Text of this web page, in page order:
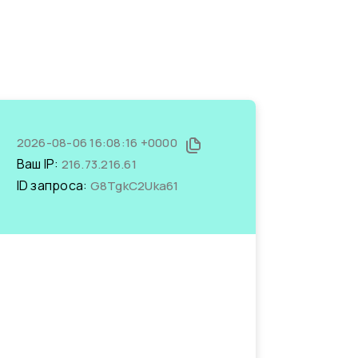
2026-08-06 16:08:16 +0000
Ваш IP: 216.73.216.61
ID запроса: G8TgkC2Uka61